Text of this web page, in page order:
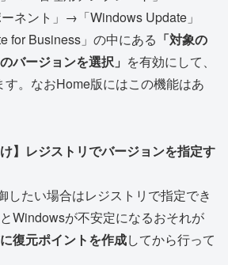
ネント」→「Windows Update」
for Business」の中にある 「対象の
バージョンを選択」 を有効にして、
す。なおHome版にはこの機能はあ
】レジストリでバージョンを指定す
したい場合はレジストリで指定でき
Windowsが不安定になるおそれが
復元ポイントを作成してから行って